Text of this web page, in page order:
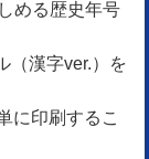
める歴史年号
（漢字ver.）を
に印刷するこ